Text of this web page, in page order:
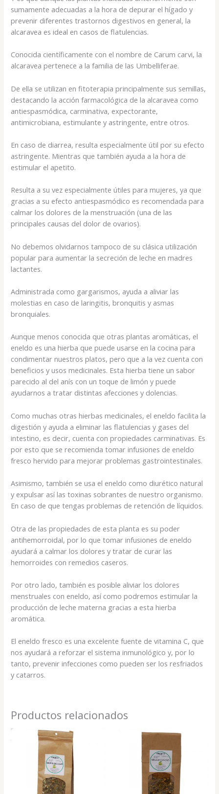
sumamente adecuadas a la hora de depurar el hígado y
prevenir diferentes trastornos digestivos en general, la
alcaravea es ideal en casos de flatulencias.
Conocida científicamente con el nombre de Carum carvi, la
alcaravea pertenece a la familia de las Umbelliferae.
De ella se utilizan en fitoterapia principalmente sus semillas,
destacando la acción farmacológica de la alcaravea como
antiespasmódica, carminativa, expectorante,
antimicrobiana, estimulante y astringente, entre otros.
En caso de diarrea, resulta especialmente útil por su efecto
astringente. Mientras que también ayuda a la hora de
estimular el apetito.
Resulta a su vez especialmente útiles para mujeres, ya que
gracias a su efecto antiespasmódico es recomendada para
calmar los dolores de la menstruación (una de las
principales causas del dolor de ovarios).
No debemos olvidarnos tampoco de su clásica utilización
popular para aumentar la secreción de leche en madres
lactantes.
Administrada como gargarismos, ayuda a aliviar las
molestias en caso de laringitis, bronquitis y asmas
bronquiales.
Aunque menos conocida que otras plantas aromáticas, el
eneldo es una hierba que puede usarse en la cocina para
condimentar nuestros platos, pero que a la vez cuenta con
beneficios y usos medicinales. Esta hierba tiene un sabor
parecido al del anís con un toque de limón y puede
ayudarnos a tratar distintas afecciones y dolencias.
Como muchas otras hierbas medicinales, el eneldo facilita la
digestión y ayuda a eliminar las flatulencias y gases del
intestino, es decir, cuenta con propiedades carminativas. Es
por esto que se recomienda tomar infusiones de eneldo
fresco hervido para mejorar problemas gastrointestinales.
Asimismo, también se usa el eneldo como diurético natural
y expulsar así las toxinas sobrantes de nuestro organismo.
En caso de que tengas problemas de retención de líquidos.
Otra de las propiedades de esta planta es su poder
antihemorroidal, por lo que tomar infusiones de eneldo
ayudará a calmar los dolores y tratar de curar las
hemorroides con remedios caseros.
Por otro lado, también es posible aliviar los dolores
menstruales con eneldo, así como podremos estimular la
producción de leche materna gracias a esta hierba
aromática.
El eneldo fresco es una excelente fuente de vitamina C, que
nos ayudará a reforzar el sistema inmunológico y, por lo
tanto, prevenir infecciones como pueden ser los resfriados
y catarros.
Productos relacionados